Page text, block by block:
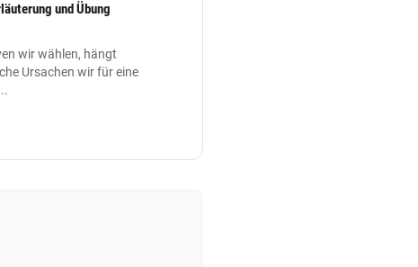
und Übung
wir wählen, hängt
Ursachen wir für eine